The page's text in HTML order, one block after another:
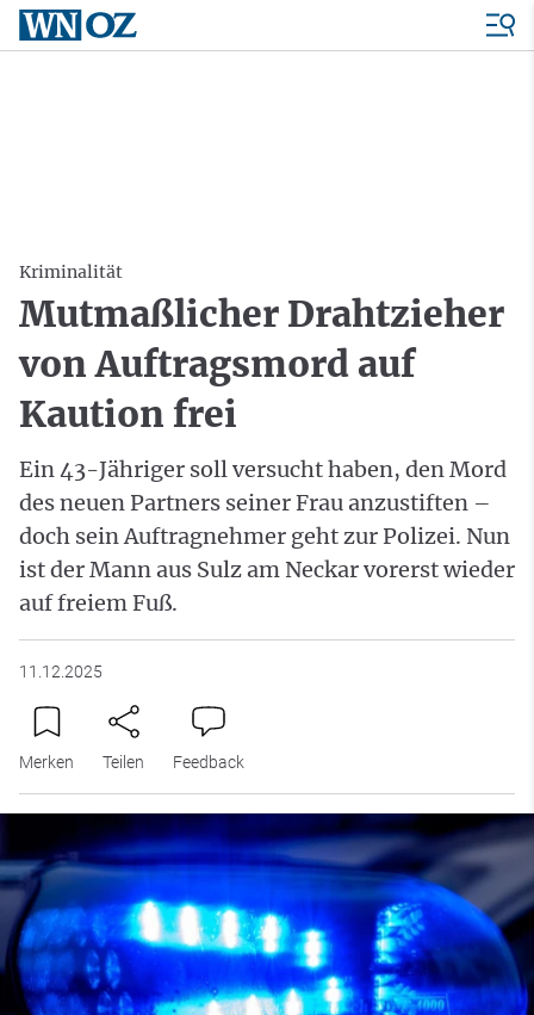
Kriminalität
Mutmaßlicher Drahtzieher
von Auftragsmord auf
Kaution frei
Ein 43-Jähriger soll versucht haben, den Mord
des neuen Partners seiner Frau anzustiften –
doch sein Auftragnehmer geht zur Polizei. Nun
ist der Mann aus Sulz am Neckar vorerst wieder
auf freiem Fuß.
11.12.2025
Merken Teilen Feedback